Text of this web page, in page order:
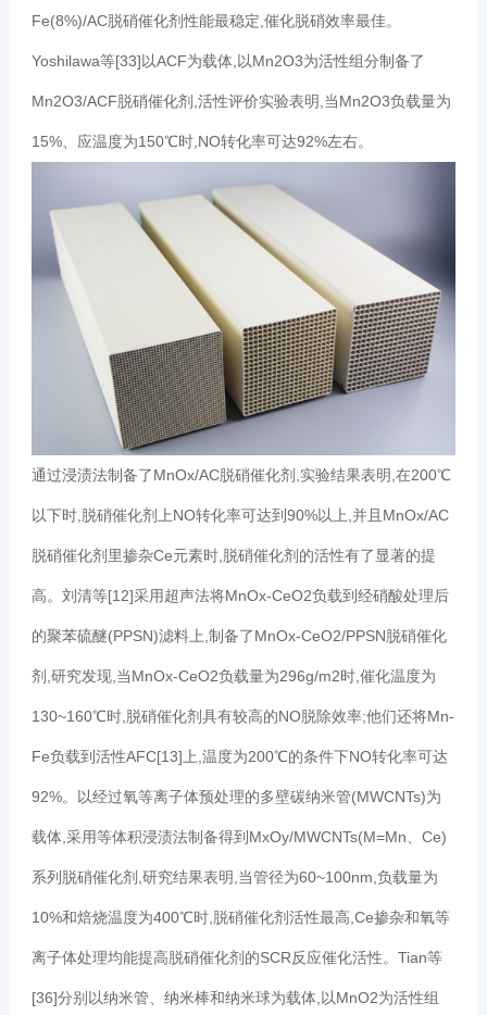
Fe(8%)/AC脱硝催化剂性能最稳定,催化脱硝效率最佳。
Yoshilawa等[33]以ACF为载体,以Mn2O3为活性组分制备了
Mn2O3/ACF脱硝催化剂,活性评价实验表明,当Mn2O3负载量为
15%、应温度为150℃时,NO转化率可达92%左右。
通过浸渍法制备了MnOx/AC脱硝催化剂,实验结果表明,在200℃
以下时,脱硝催化剂上NO转化率可达到90%以上,并且MnOx/AC
脱硝催化剂里掺杂Ce元素时,脱硝催化剂的活性有了显著的提
高。刘清等[12]采用超声法将MnOx-CeO2负载到经硝酸处理后
的聚苯硫醚(PPSN)滤料上,制备了MnOx-CeO2/PPSN脱硝催化
剂,研究发现,当MnOx-CeO2负载量为296g/m2时,催化温度为
130~160℃时,脱硝催化剂具有较高的NO脱除效率;他们还将Mn-
Fe负载到活性AFC[13]上,温度为200℃的条件下NO转化率可达
92%。以经过氧等离子体预处理的多壁碳纳米管(MWCNTs)为
载体,采用等体积浸渍法制备得到MxOy/MWCNTs(M=Mn、Ce)
系列脱硝催化剂,研究结果表明,当管径为60~100nm,负载量为
10%和焙烧温度为400℃时,脱硝催化剂活性最高,Ce掺杂和氧等
离子体处理均能提高脱硝催化剂的SCR反应催化活性。Tian等
[36]分别以纳米管、纳米棒和纳米球为载体,以MnO2为活性组